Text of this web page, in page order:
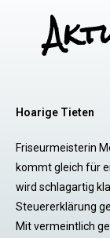
Hoarige Tieten
Friseurmeisterin
kommt gleich für
wird schlagartig
Steuererklärung
Mit vermeintlich